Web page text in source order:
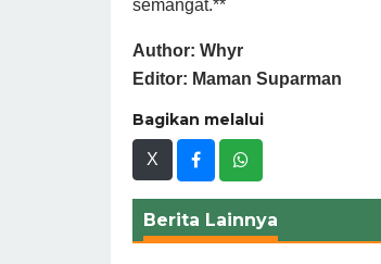
semangat.**
Author: Whyr
Editor: Maman Suparman
Bagikan melalui
X
Berita Lainnya